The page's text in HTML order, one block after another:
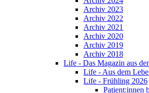
Archiv 2023
Archiv 2022
Archiv 2021
Archiv 2020
Archiv 2019
Archiv 2018
Life - Das Magazin aus
Life - Aus dem
Life - Frühling 2026
Patient:innen